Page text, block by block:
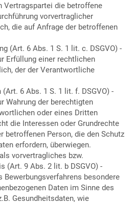
Vertragspartei die betroffene
vorvertraglicher
die auf Anfrage der betroffenen
(Art. 6 Abs. 1 S. 1 lit. c. DSGVO) -
Erfüllung einer rechtlichen
der der Verantwortliche
6 Abs. 1 S. 1 lit. f. DSGVO) -
Wahrung der berechtigten
oder eines Dritten
die Interessen oder Grundrechte
betroffenen Person, die den Schutz
erfordern, überwiegen.
vorvertragliches bzw.
(Art. 9 Abs. 2 lit. b DSGVO) -
Bewerbungsverfahrens besondere
Daten im Sinne des
Gesundheitsdaten, wie